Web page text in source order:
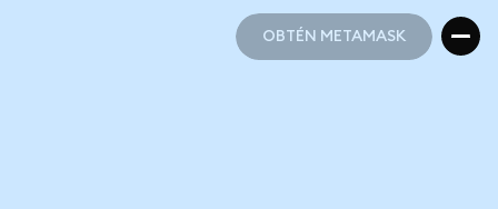
OBTÉN METAMASK